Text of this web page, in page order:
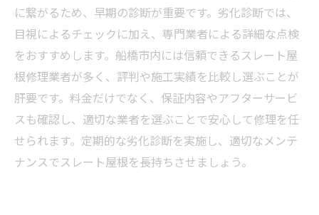
に繋がるため、早期の診断が重要です。劣化診断では、
目視によるチェックに加え、専門業者による詳細な点検
をおすすめします。船橋市内には信頼できるスレート屋
根修理業者が多く、評判や施工実績を比較し選ぶことが
肝要です。料金だけでなく、保証内容やアフターサービ
スも確認し、適切な業者を選ぶことで安心して修理を任
せられます。定期的な劣化診断を実施し、適切なメンテ
ナンスでスレート屋根を長持ちさせましょう。